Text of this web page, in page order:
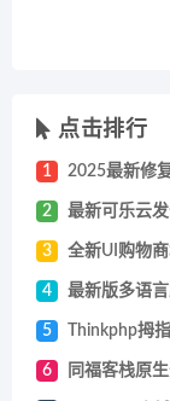
点击排行
1 2025最新修
2 最新可乐云
3 全新UI购物
4 最新版多语
5 Thinkphp拇
6 同福客栈原